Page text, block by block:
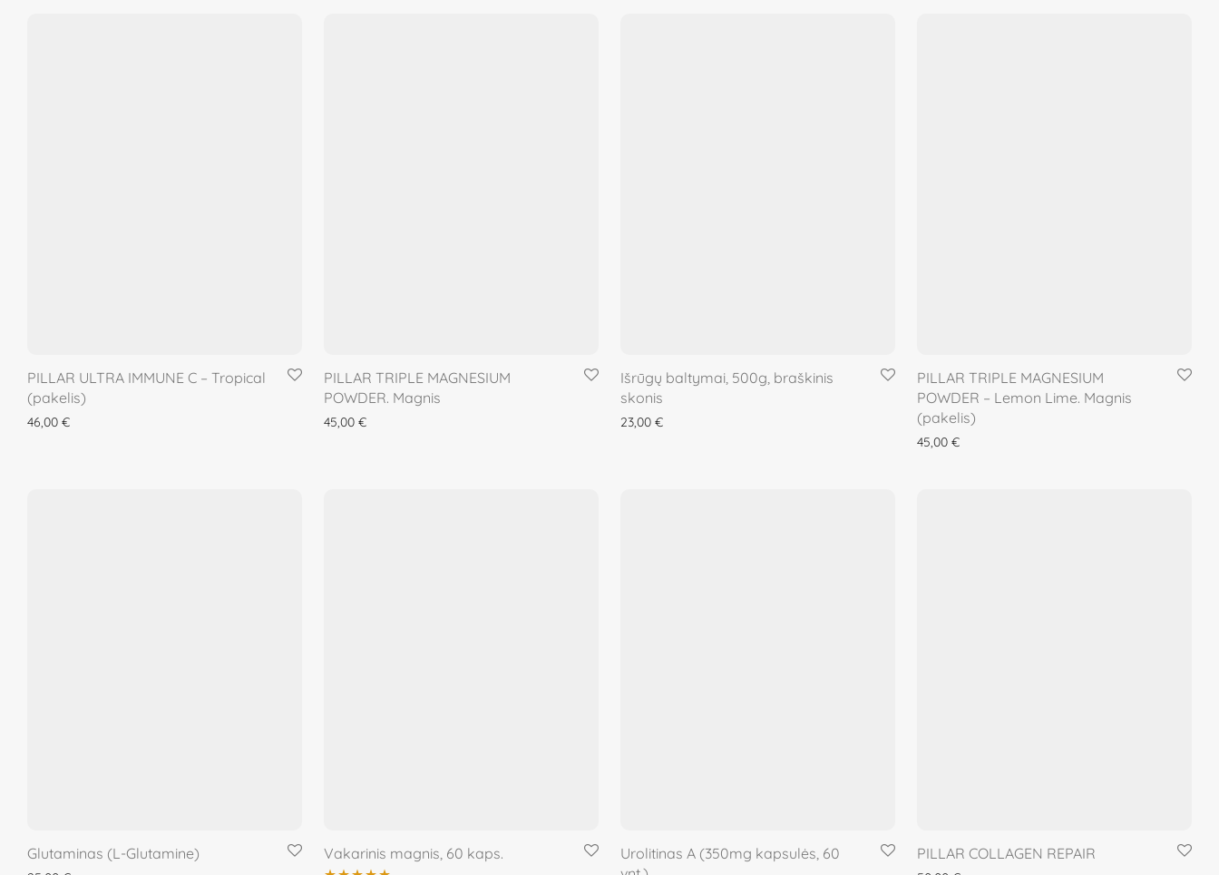
PILLAR ULTRA IMMUNE C – Tropical
(pakelis)
46,00 €
PILLAR TRIPLE MAGNESIUM
POWDER. Magnis
45,00 €
Išrūgų baltymai, 500g, braškinis
skonis
23,00 €
PILLAR TRIPLE MAGNESIUM
POWDER – Lemon Lime. Magnis
(pakelis)
45,00 €
Glutaminas (L-Glutamine) Vakarinis magnis, 60 kaps.
Urolitinas A (350mg kapsulės, 60
PILLAR COLLAGEN REPAIR